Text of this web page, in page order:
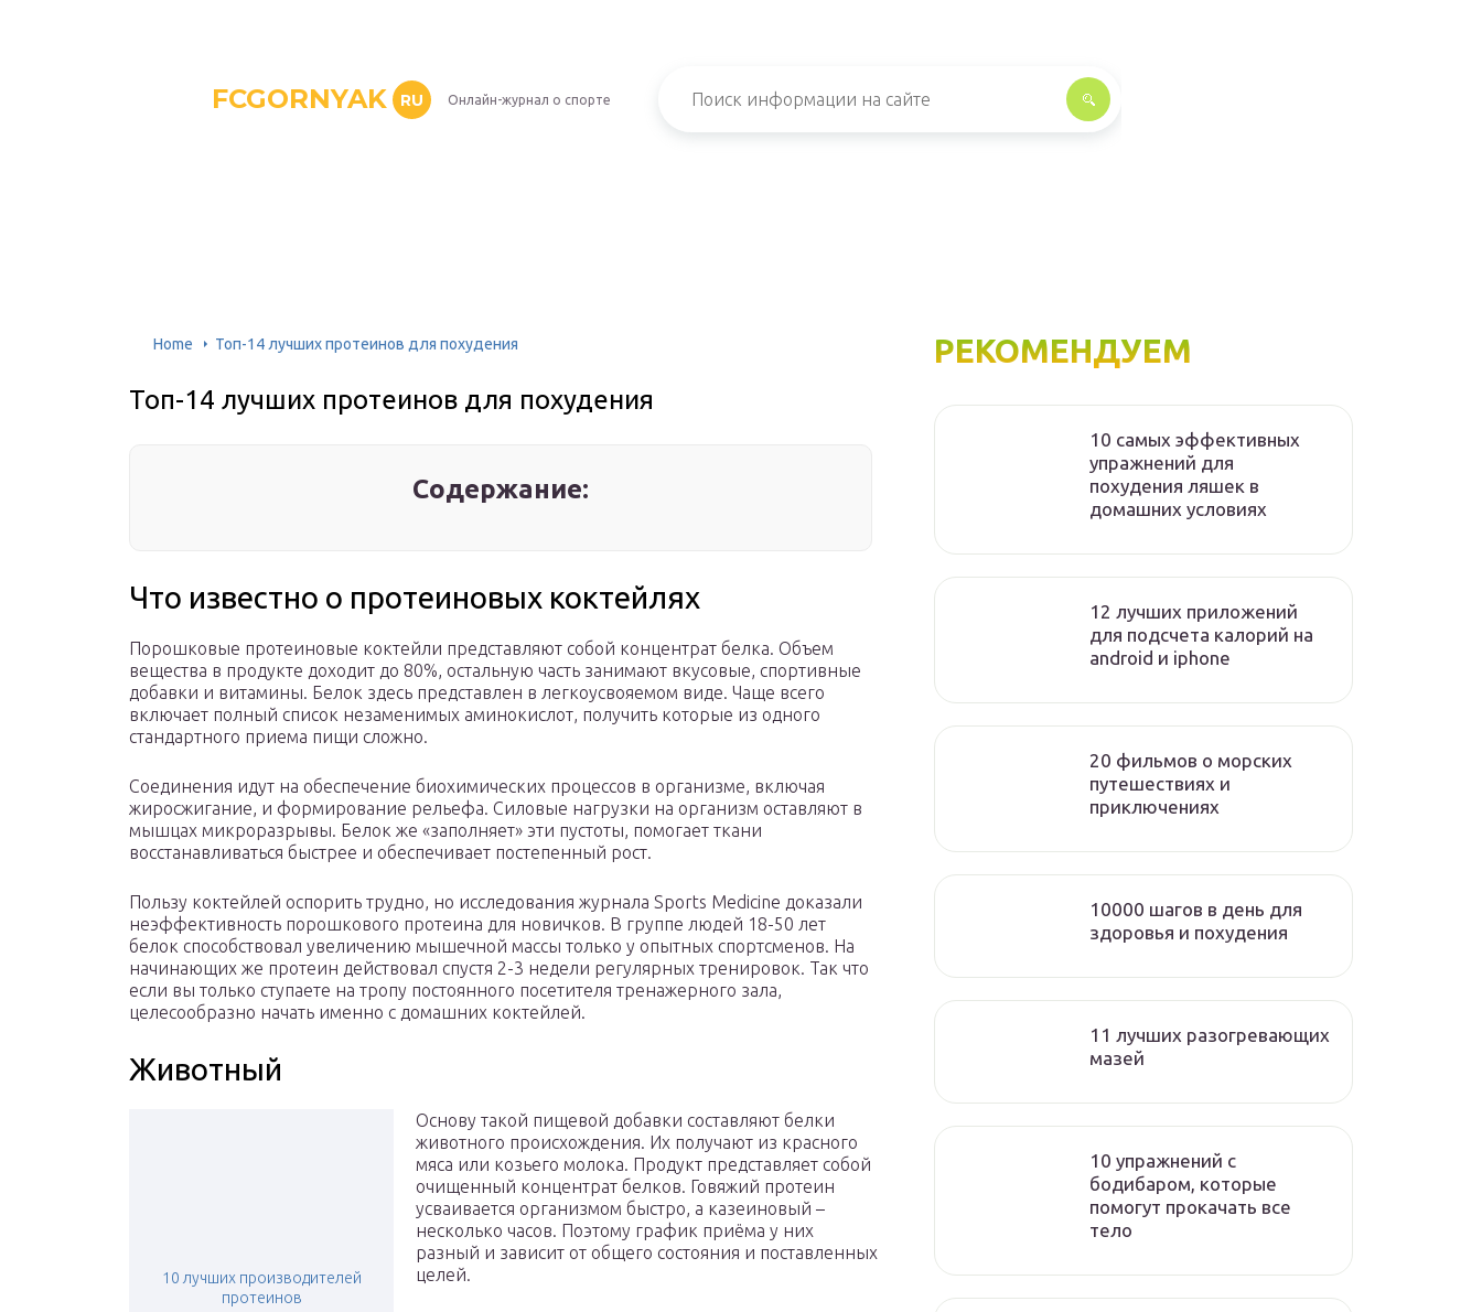
FCGORNYAK RU Онлайн-журнал о спорте
Home Топ-14 лучших протеинов для похудения
Топ-14 лучших протеинов для похудения
Содержание:
Что известно о протеиновых коктейлях
Порошковые протеиновые коктейли представляют собой концентрат белка. Объем
вещества в продукте доходит до 80%, остальную часть занимают вкусовые, спортивные
добавки и витамины. Белок здесь представлен в легкоусвояемом виде. Чаще всего
включает полный список незаменимых аминокислот, получить которые из одного
стандартного приема пищи сложно.
Соединения идут на обеспечение биохимических процессов в организме, включая
жиросжигание, и формирование рельефа. Силовые нагрузки на организм оставляют в
мышцах микроразрывы. Белок же «заполняет» эти пустоты, помогает ткани
восстанавливаться быстрее и обеспечивает постепенный рост.
Пользу коктейлей оспорить трудно, но исследования журнала Sports Medicine доказали
неэффективность порошкового протеина для новичков. В группе людей 18-50 лет
белок способствовал увеличению мышечной массы только у опытных спортсменов. На
начинающих же протеин действовал спустя 2-3 недели регулярных тренировок. Так что
если вы только ступаете на тропу постоянного посетителя тренажерного зала,
целесообразно начать именно с домашних коктейлей.
Животный
10 лучших производителей
протеинов
Основу такой пищевой добавки составляют белки
животного происхождения. Их получают из красного
мяса или козьего молока. Продукт представляет собой
очищенный концентрат белков. Говяжий протеин
усваивается организмом быстро, а казеиновый –
несколько часов. Поэтому график приёма у них
разный и зависит от общего состояния и поставленных
целей.
РЕКОМЕНДУЕМ
10 самых эффективных
упражнений для
похудения ляшек в
домашних условиях
12 лучших приложений
для подсчета калорий на
android и iphone
20 фильмов о морских
путешествиях и
приключениях
10000 шагов в день для
здоровья и похудения
11 лучших разогревающих
мазей
10 упражнений с
бодибаром, которые
помогут прокачать все
тело